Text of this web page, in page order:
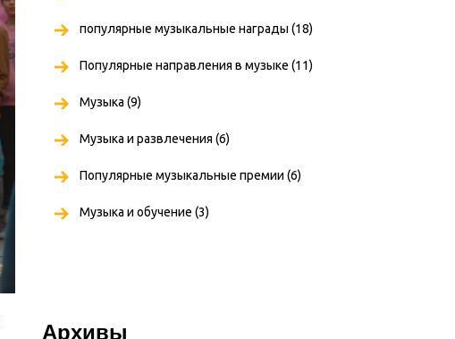
популярные музыкальные награды (18)
Популярные направления в музыке (11)
Музыка (9)
Музыка и развлечения (6)
Популярные музыкальные премии (6)
Музыка и обучение (3)
Архивы